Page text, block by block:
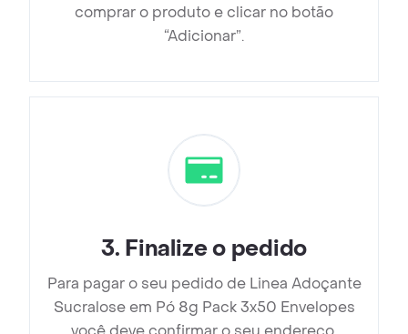
comprar o produto e clicar no botão
“Adicionar”.
3. Finalize o pedido
Para pagar o seu pedido de Linea Adoçante
Sucralose em Pó 8g Pack 3x50 Envelopes